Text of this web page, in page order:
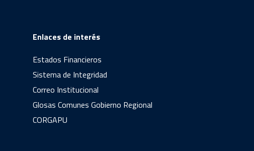
Enlaces de interés
Estados Financieros
Sistema de Integridad
Correo Institucional
Glosas Comunes Gobierno Regional
CORGAPU